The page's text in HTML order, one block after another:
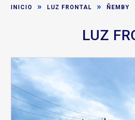
INICIO » LUZ FRONTAL » ÑEMBY
LUZ